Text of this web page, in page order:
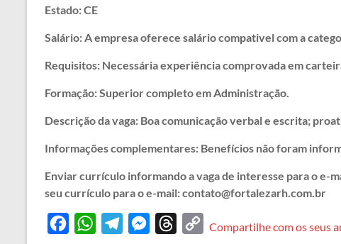
Estado: CE
Salário: A empresa oferece salário compativel com a
Requisitos: Necessária experiência comprovada em
Formação: Superior completo em Administração.
Descrição da vaga: Boa comunicação verbal e escrita;
Informações complementares: Benefícios não foram
Enviar currículo informando a vaga de interesse para o e-
seu currículo para o e-mail: contato@fortalezarh.com.br
W
M
CCompartilhe com os seus